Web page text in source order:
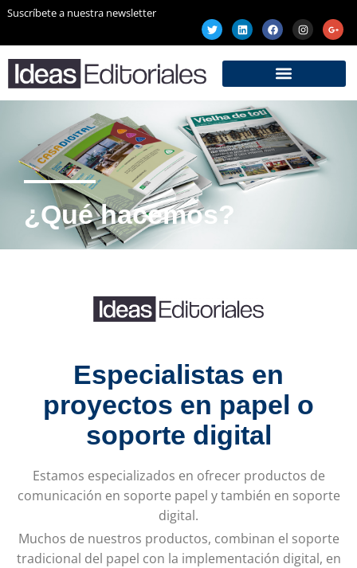
Suscríbete a nuestra newsletter
¿Qué hacemos?
Especialistas en
proyectos en papel o
soporte digital
Estamos especializados en ofrecer productos de
comunicación en soporte papel y también en soporte
digital.
Muchos de nuestros productos, combinan el soporte
tradicional del papel con la implementación digital, en